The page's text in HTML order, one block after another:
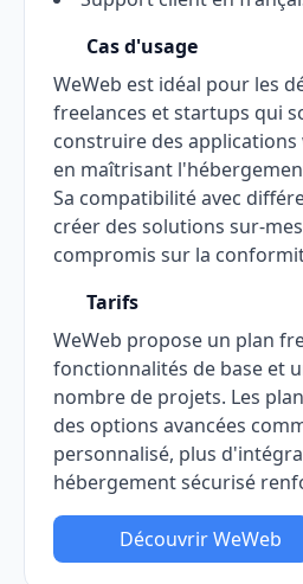
Cas d'usage
WeWeb est idéal pour les
freelances et startups qui
construire des
en maîtrisant
Sa compatibilité avec
créer des solutions sur-
compromis sur la
Tarifs
WeWeb propose un plan
fonctionnalités de base et
nombre de projets. Les
des options avancées
personnalisé, plus
hébergement sécurisé
Découvrir WeWeb